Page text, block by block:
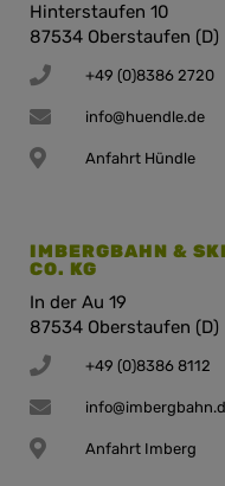
Hinterstaufen 10
87534 Oberstaufen (D)
+49 (0)8386 2720
info@huendle.de
Anfahrt Hündle
IMBERGBAHN &
CO. KG
In der Au 19
87534 Oberstaufen (D)
+49 (0)8386 8112
Anfahrt Imberg